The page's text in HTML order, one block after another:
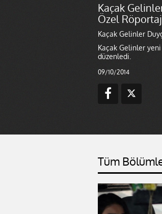
Kaçak
Özel Röportaj
Kaçak Gelinler
Kaçak Gelinler
düzenledi.
09/10/2014
Tüm